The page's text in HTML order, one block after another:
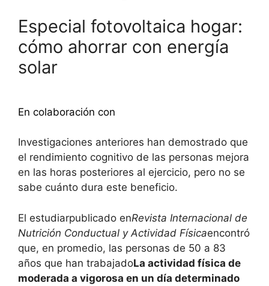
Especial fotovoltaica hogar:
cómo ahorrar con energía
solar
En colaboración con
Investigaciones anteriores han demostrado que
el rendimiento cognitivo de las personas mejora
en las horas posteriores al ejercicio, pero no se
sabe cuánto dura este beneficio.
El estudiarpublicado enRevista Internacional de
Nutrición Conductual y Actividad Físicaencontró
que, en promedio, las personas de 50 a 83
años que han trabajadoLa actividad física de
moderada a vigorosa en un día determinado